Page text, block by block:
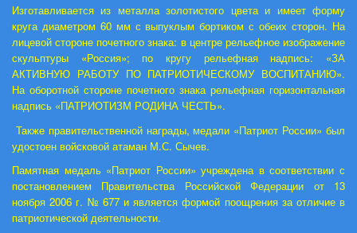
Изготавливается из металла золотистого цвета и имеет форму
круга диаметром 60 мм с выпуклым бортиком с обеих сторон. На
лицевой стороне почетного знака: в центре рельефное изображение
скульптуры «Россия»; по кругу рельефная надпись: «ЗА
АКТИВНУЮ РАБОТУ ПО ПАТРИОТИЧЕСКОМУ ВОСПИТАНИЮ».
На оборотной стороне почетного знака рельефная горизонтальная
надпись «ПАТРИОТИЗМ РОДИНА ЧЕСТЬ».
Также правительственной награды, медали «Патриот России» был
удостоен войсковой атаман М.С. Сычев.
Памятная медаль «Патриот России» учреждена в соответствии с
постановлением Правительства Российской Федерации от 13
ноября 2006 г. № 677 и является формой поощрения за отличие в
патриотической деятельности.